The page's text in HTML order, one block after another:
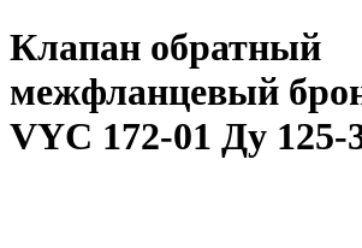
Клапан обратный
межфланцевый
VYC 172-01 Ду 125-